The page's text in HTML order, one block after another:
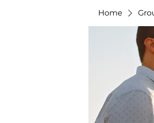
Home